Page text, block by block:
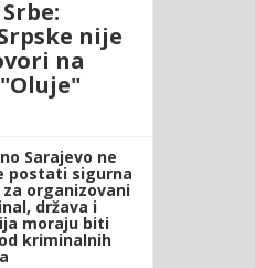
nije
na
Sarajevo ne
postati sigurna
za organizovani
država i
moraju biti
kriminalnih